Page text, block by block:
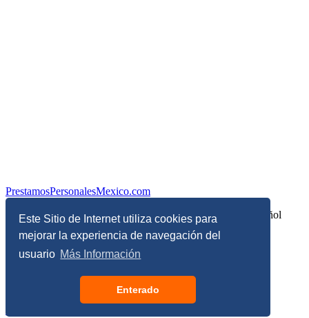
Este Sitio de Internet utiliza cookies para
mejorar la experiencia de navegación del
usuario Más Información
Enterado
PrestamosPersonalesMexico.com
Información sobre Finanzas Personales y Economía en Español
© Copyright 2017 - 2026 - Todos los derechos reservados
Términos, Condiciones y Políticas de Privacidad